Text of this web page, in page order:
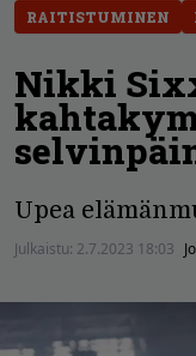
RAITISTUMINEN
Nikki
Upea
Julkaistu: 2.7.2023 18:03